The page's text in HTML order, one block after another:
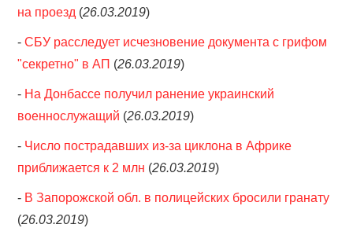
на проезд (26.03.2019)
-СБУ расследует исчезновение документа с грифом
"секретно" в АП (26.03.2019)
- На Донбассе получил ранение украинский
военнослужащий (26.03.2019)
- Число пострадавших из-за циклона в Африке
приближается к 2 млн (26.03.2019)
- В Запорожской обл. в полицейских бросили гранату
(26.03.2019)